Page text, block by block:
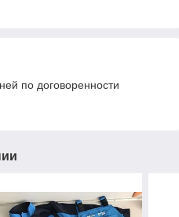
по договоренности